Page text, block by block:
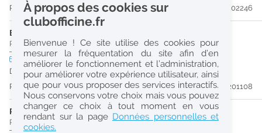
Réinitialiser
Publiée il y a 30 jour(s)
#202246
ETUDIANT EN PHARMACIE 6E ANNÉE VALIDÉE (H/F)
Pharmacie d'Officine|08000 Charleville Mezieres
CDD temps partiel
Du 01/09/26 au 30/12/26
Publiée il y a 46 jour(s)
#201108
PHARMACIEN (H/F)
Pharmacie d'Officine 08000Charleville Mezieres
À propos des cookies sur
clubofficine.fr
Bienvenue ! Ce site utilise des cookies pour
mesurer la fréquentation du site afin d’en
améliorer le fonctionnement et l’administration,
pour améliorer votre expérience utilisateur, ainsi
que pour vous proposer des services interactifs.
Nous conservons votre choix mais vous pouvez
changer ce choix à tout moment en vous
rendant sur la page Données personnelles et
cookies.